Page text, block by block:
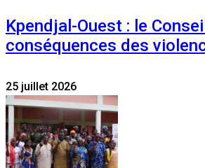
Kpendjal-Ouest : le
conséquences des
25 juillet 2026